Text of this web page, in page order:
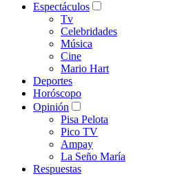
Espectáculos
Tv
Celebridades
Música
Cine
Mario Hart
Deportes
Horóscopo
Opinión
Pisa Pelota
Pico TV
Ampay
La Seño María
Respuestas